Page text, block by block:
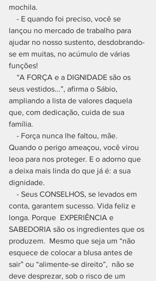
mochila.
lançou no mercado de trabalho para
ajudar no nosso sustento, desdobrando-
se em muitas, no acúmulo de várias
funções!
seus vestidos...”, afirma o Sábio,
ampliando a lista de valores daquela
que, com dedicação, cuida de sua
família.
Quando o perigo ameaçou, você virou
leoa para nos proteger. E o adorno que
a deixa mais linda do que já é: a sua
dignidade.
conta, garantem sucesso. Vida feliz e
longa. Porque  EXPERIÊNCIA e
SABEDORIA são os ingredientes que os
produzem.  Mesmo que seja um “não
esquece de colocar a blusa antes de
sair” ou “alimente-se direito”,  não se
deve desprezar, sob o risco de um